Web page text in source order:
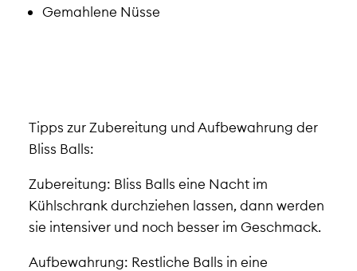
Gemahlene Nüsse
Tipps zur Zubereitung und Aufbewahrung der
Bliss Balls:
Zubereitung: Bliss Balls eine Nacht im
Kühlschrank durchziehen lassen, dann werden
sie intensiver und noch besser im Geschmack.
Aufbewahrung: Restliche Balls in eine